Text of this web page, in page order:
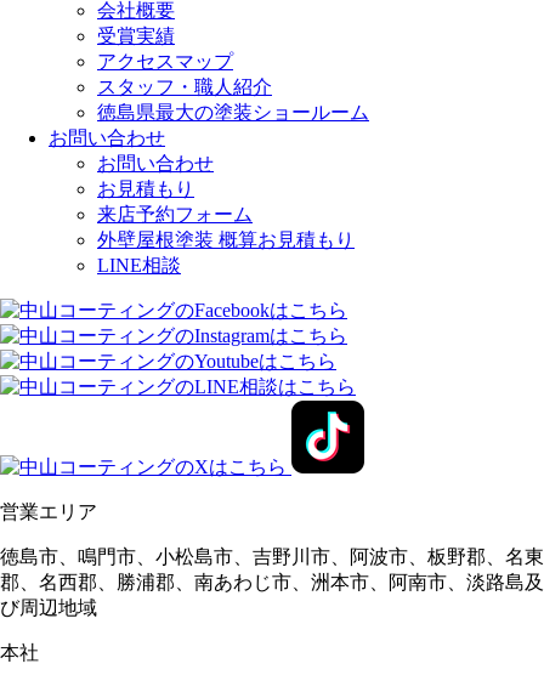
会社概要
受賞実績
アクセスマップ
スタッフ・職人紹介
徳島県最大の塗装ショールーム
お問い合わせ
お問い合わせ
お見積もり
来店予約フォーム
外壁屋根塗装 概算お見積もり
LINE相談
営業エリア
徳島市、鳴門市、小松島市、吉野川市、阿波市、板野郡、名東
郡、名西郡、勝浦郡、南あわじ市、洲本市、阿南市、淡路島及
び周辺地域
本社